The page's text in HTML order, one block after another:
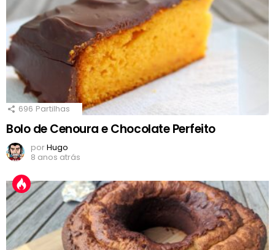
696 Partilhas
Bolo de Cenoura e Chocolate Perfeito
porHugo
8 anos atrás